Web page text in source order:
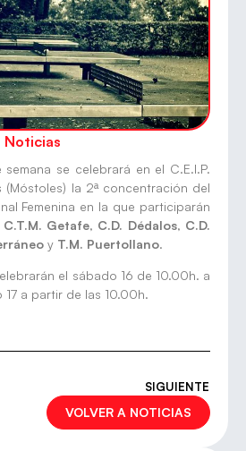
Noticias
se celebrará en el C.E.I.P.
(Móstoles) la 2ª concentración del
Femenina en la que participarán
C.T.M. Getafe, C.D. Dédalos, C.D.
y T.M. Puertollano.
el sábado 16 de 10.00h. a
a partir de las 10.00h.
SIGUIENTE
VOLVER A NOTICIAS